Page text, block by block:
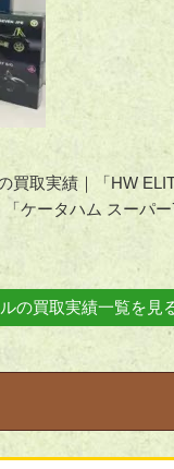
買取実績｜「HW
ケータハム スーパ
の買取実績一覧を見